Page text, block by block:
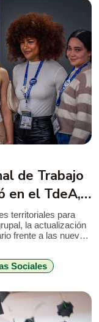
de Trabajo
en el TdeA,
en
territoriales para
la actualización
frente a las nuevas
recogidos en el
Sociales